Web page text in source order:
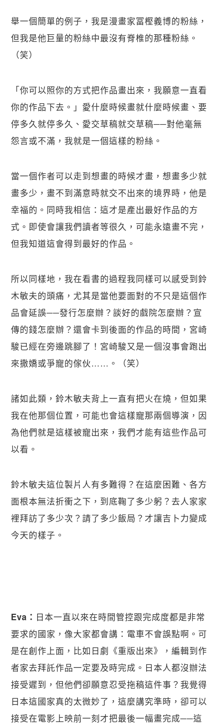
舉一個簡單的例子，我是漫畫家冨樫義博的粉絲，
但我是他巨量的粉絲中最沒有脊椎的那種粉絲。
（笑）
「你可以照你的方式把作品畫出來，我願意一直看
你的作品下去。」愛什麼時候畫就什麼時候畫、要
停多久就停多久、愛交草稿就交草稿──對他毫無
怨言或不滿，我就是一個這樣的粉絲。
當一個作者可以走到想畫的時候才畫，想畫多少就
畫多少，畫不到滿意時就交不出來的境界時，他是
幸福的。同時我相信：這才是產出最好作品的方
式。即使會讓我們讀者等很久，可能永遠畫不完，
但我知道這會得到最好的作品。
所以同樣地，我在看書的過程我同樣可以感受到鈴
木敏夫的頭痛，尤其是當他要面對的不只是這個作
品會延誤──發行怎麼辦？談好的戲院怎麼辦？宣
傳的錢怎麼辦？還會卡到後面的作品的時間，宮崎
駿已經在旁邊跳腳了！宮崎駿又是一個沒事會跑出
來撒嬌或爭寵的傢伙……。（笑）
諸如此類，鈴木敏夫背上一直有把火在燒，但如果
我在他那個位置，可能也會這樣寵那兩個導演，因
為他們就是這樣被寵出來，我們才能有這些作品可
以看。
鈴木敏夫這位製片人有多難得？在這麼困難、各方
面根本無法折衝之下，到底鞠了多少躬？去人家家
裡拜訪了多少次？請了多少飯局？才讓吉卜力變成
今天的樣子。
Eva： 日本一直以來在時間管控跟完成度都是非常
要求的國家，像大家都會講：電車不會誤點啊。可
是在創作上面，比如日劇《重版出來》，編輯到作
者家去拜託作品一定要及時完成。日本人都沒辦法
接受遲到，但他們卻願意忍受拖稿這件事？我覺得
日本這國家真的太微妙了，這麼講究準時，卻可以
接受在電影上映前一刻才把最後一幅畫完成──這